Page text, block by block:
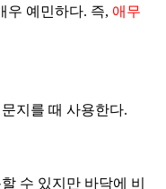
우 예민하다. 즉, 애무
문지를 때 사용한다.
수 있지만 바닥에 비